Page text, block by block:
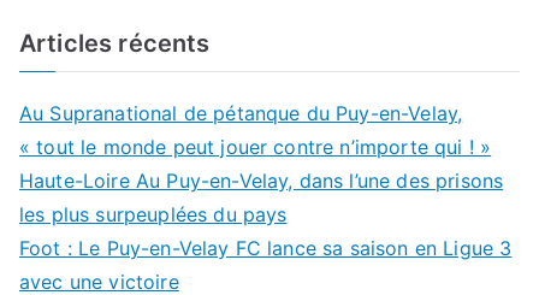
Articles récents
Au Supranational de pétanque du Puy-en-Velay,
« tout le monde peut jouer contre n’importe qui ! »
Haute-Loire Au Puy-en-Velay, dans l’une des prisons
les plus surpeuplées du pays
Foot : Le Puy-en-Velay FC lance sa saison en Ligue 3
avec une victoire